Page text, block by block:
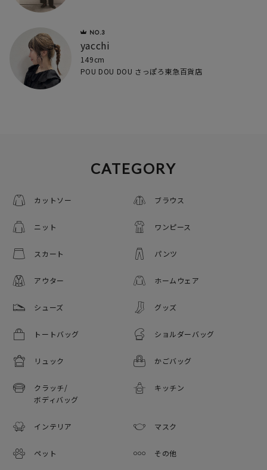
yacchi
149cm
POU DOU DOU さっぽろ東急百貨店
CATEGORY
カットソー ブラウス
ニット ワンピース
スカート パンツ
アウター ホームウェア
シューズ グッズ
トートバッグ ショルダーバッグ
リュック かごバッグ
クラッチ/
ボディバッグ
キッチン
インテリア マスク
ペット その他